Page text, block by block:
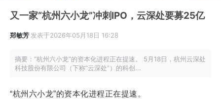
又一家“杭州六小龙”冲刺IPO，云深处要募25亿
郑敏芳发表于2026年05月18日 16:28
摘要：“杭州六小龙”的资本化进程正在提速。 5月18日，杭州云深处
科技股份有限公司（下称“云深处”）的科创...
“杭州六小龙”的资本化进程正在提速。